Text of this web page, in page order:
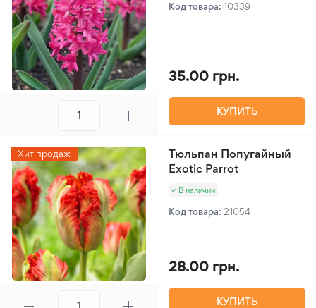
Код товара: 10339
35.00 грн.
КУПИТЬ
Хит продаж
Тюльпан Попугайный
Exotic Parrot
В наличии
Код товара: 21054
28.00 грн.
КУПИТЬ